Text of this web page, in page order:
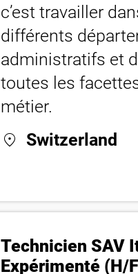
c’est travailler
différents
administratifs et
toutes les
métier.
location_on Switzerland
Technicien SAV
Expérimenté (H/